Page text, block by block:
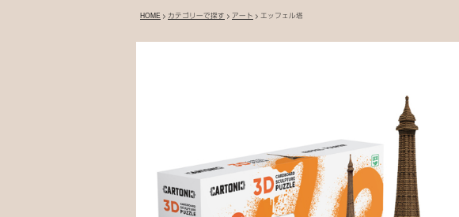
HOME > カテゴリーで探す > アート > エッフェル塔